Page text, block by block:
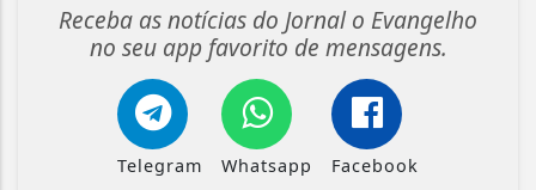
Receba as notícias do Jornal o Evangelho
no seu app favorito de mensagens.
Telegram Whatsapp Facebook